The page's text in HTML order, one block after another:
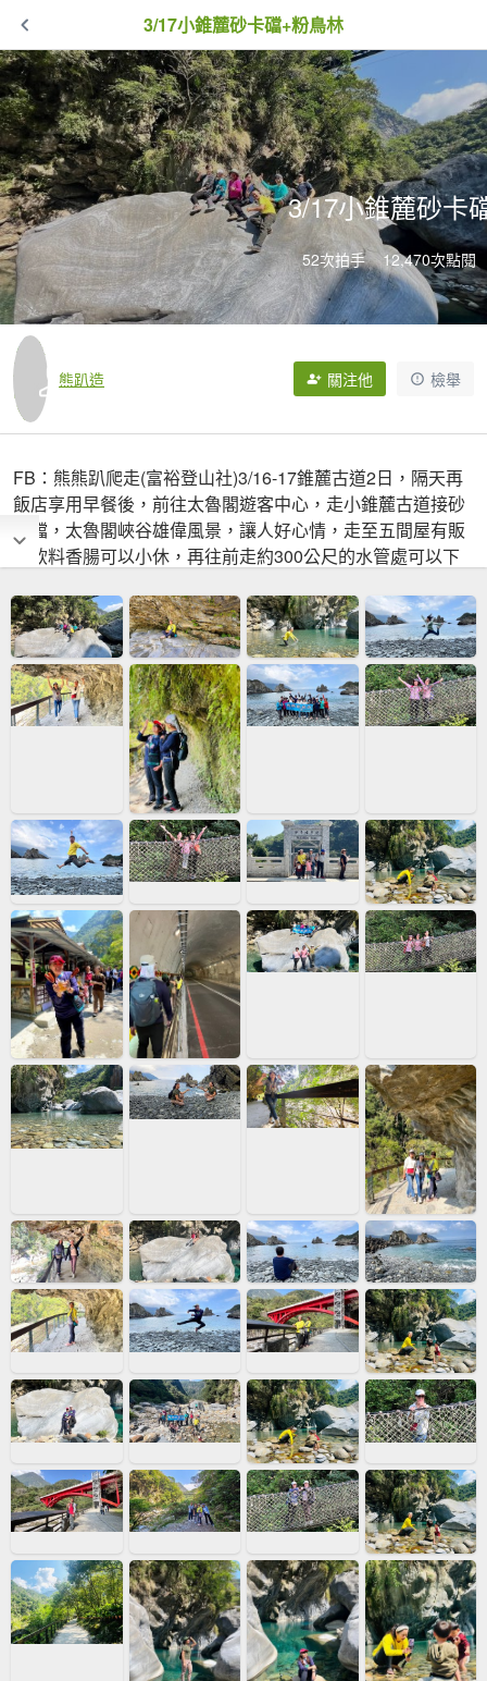
3/17小錐麓砂卡礑+粉鳥林
3/17小錐麓砂卡
52次拍手 12,470次點閱
熊趴造 關注他 檢舉
FB：熊熊趴爬走(富裕登山社)3/16-17錐麓古道2日，隔天再
飯店享用早餐後，前往太魯閣遊客中心，走小錐麓古道接砂
卡礑，太魯閣峽谷雄偉風景，讓人好心情，走至五間屋有販
賣飲料香腸可以小休，再往前走約300公尺的水管處可以下
用滿出來的雞腿便當😆，回程再安排粉鳥林漁港海邊散步一
下，看中央山脈起點烏岩角，這兩天上山又下海，在都市忙
碌的我們，身心滿足🥰